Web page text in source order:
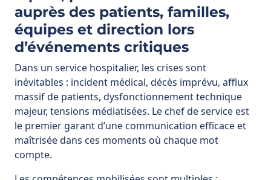
Dans un service hospitalier, les crises sont
inévitables : incident médical, décès imprévu, afflux
massif de patients, dysfonctionnement technique
majeur, tensions médiatisées. Le chef de service est
le premier garant d’une communication efficace et
maîtrisée dans ces moments où chaque mot
compte.
Les compétences mobilisées sont multiples :
Rapidité et précision: donner des
informations fiables immédiatement, même
partielles, pour éviter les rumeurs et rassurer.